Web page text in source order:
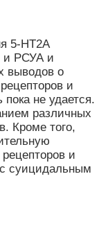
5-HT2А
и РСУА и
выводов о
рецепторов и
не удается.
различных
Кроме того,
рецепторов и
суицидальным